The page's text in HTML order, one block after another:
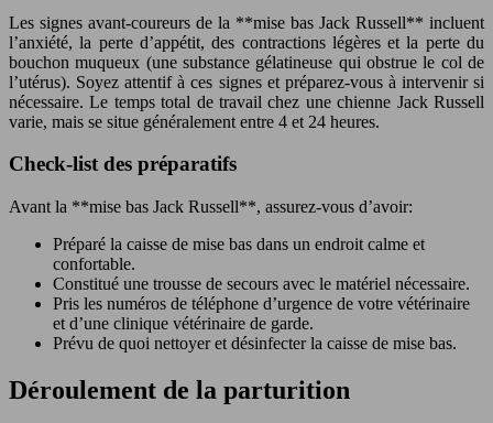
Les signes avant-coureurs de la **mise bas Jack Russell** incluent
l’anxiété, la perte d’appétit, des contractions légères et la perte du
bouchon muqueux (une substance gélatineuse qui obstrue le col de
l’utérus). Soyez attentif à ces signes et préparez-vous à intervenir si
nécessaire. Le temps total de travail chez une chienne Jack Russell
varie, mais se situe généralement entre 4 et 24 heures.
Check-list des préparatifs
Avant la **mise bas Jack Russell**, assurez-vous d’avoir:
Préparé la caisse de mise bas dans un endroit calme et
confortable.
Constitué une trousse de secours avec le matériel nécessaire.
Pris les numéros de téléphone d’urgence de votre vétérinaire
et d’une clinique vétérinaire de garde.
Prévu de quoi nettoyer et désinfecter la caisse de mise bas.
Déroulement de la parturition